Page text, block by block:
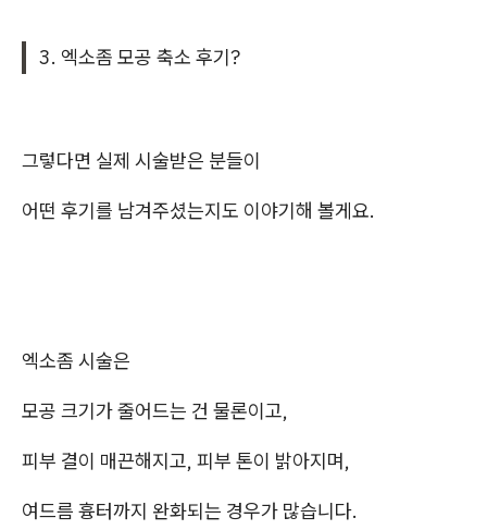
3. 엑소좀 모공 축소 후기?
그렇다면 실제 시술받은 분들이
어떤 후기를 남겨주셨는지도 이야기해 볼게요.
엑소좀 시술은
모공 크기가 줄어드는 건 물론이고,
피부 결이 매끈해지고, 피부 톤이 밝아지며,
여드름 흉터까지 완화되는 경우가 많습니다.